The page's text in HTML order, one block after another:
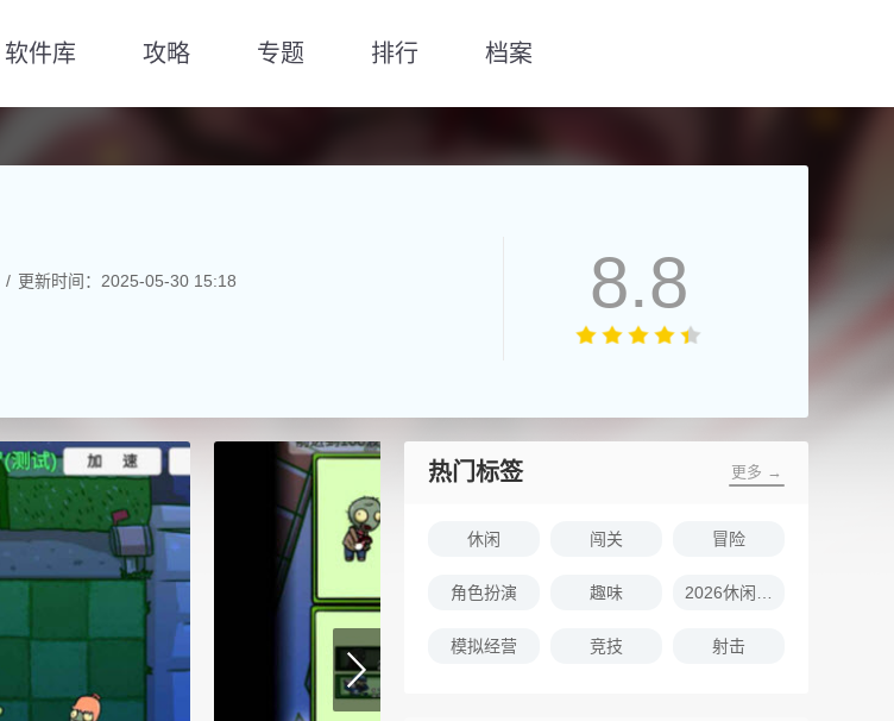
软件库 攻略 专题 排行 档案
更新时间：2025-05-30 15:18 8.8
热门标签 更多 →
休闲 闯关 冒险
角色扮演 趣味
模拟经营 竞技 射击